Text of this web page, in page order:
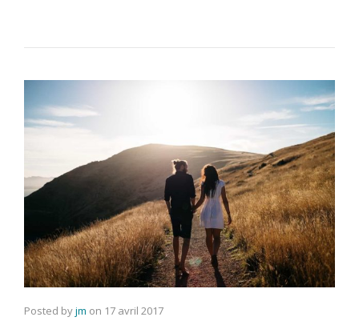
Posted byjm on 17 avril 2017